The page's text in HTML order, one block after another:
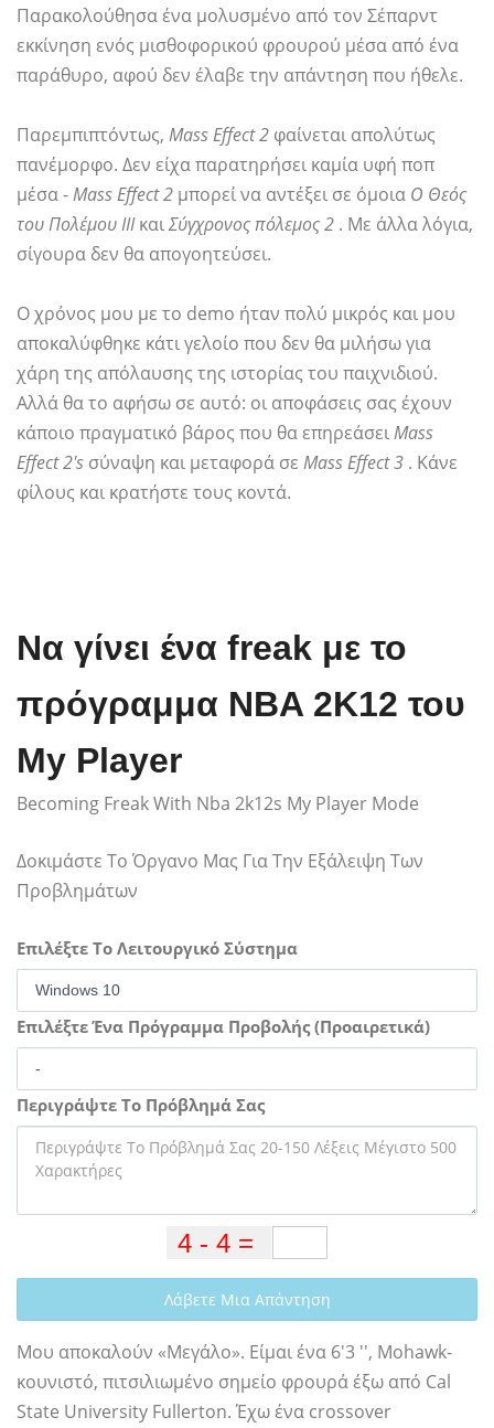
Παρακολούθησα ένα μολυσμένο από τον Σέπαρντ
εκκίνηση ενός μισθοφορικού φρουρού μέσα από ένα
παράθυρο, αφού δεν έλαβε την απάντηση που ήθελε.
Παρεμπιπτόντως, Mass Effect 2 φαίνεται απολύτως
πανέμορφο. Δεν είχα παρατηρήσει καμία υφή ποπ
μέσα -Mass Effect 2 μπορεί να αντέξει σε όμοια Ο Θεός
του Πολέμου ΙΙΙκαιΣύγχρονος πόλεμος 2 . Με άλλα λόγια,
σίγουρα δεν θα απογοητεύσει.
Ο χρόνος μου με το demo ήταν πολύ μικρός και μου
αποκαλύφθηκε κάτι γελοίο που δεν θα μιλήσω για
χάρη της απόλαυσης της ιστορίας του παιχνιδιού.
Αλλά θα το αφήσω σε αυτό: οι αποφάσεις σας έχουν
κάποιο πραγματικό βάρος που θα επηρεάσειMass
Effect 2's σύναψη και μεταφορά σε Mass Effect 3 . Κάνε
φίλους και κρατήστε τους κοντά.
Να γίνει ένα freak με το
πρόγραμμα NBA 2K12 του
My Player
Becoming Freak With Nba 2k12s My Player Mode
Δοκιμάστε Το Όργανο Μας Για Την Εξάλειψη Των
Προβλημάτων
Επιλέξτε Το Λειτουργικό Σύστημα
Επιλέξτε Ένα Πρόγραμμα Προβολής (Προαιρετικά)
Περιγράψτε Το Πρόβλημά Σας
Λάβετε Μια Απάντηση
Μου αποκαλούν «Μεγάλο». Είμαι ένα 6'3 '', Mohawk-
κουνιστό, πιτσιλιωμένο σημείο φρουρά έξω από Cal
State University Fullerton. Έχω ένα crossover